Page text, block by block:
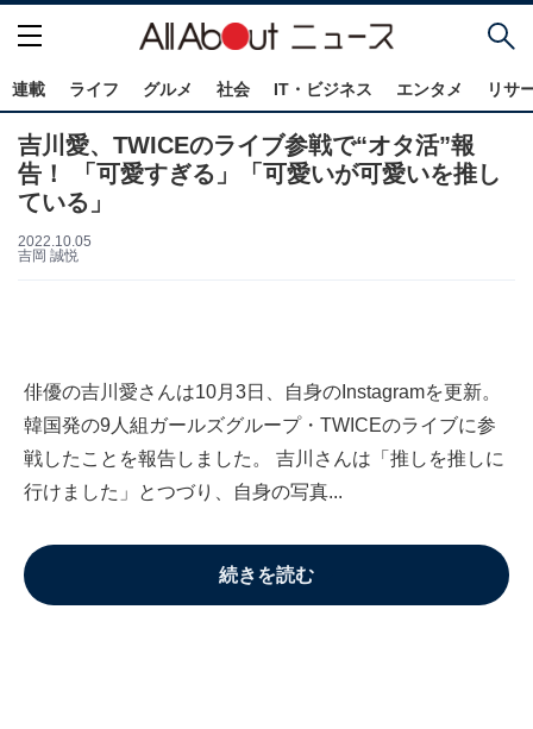
連載 ライフ グルメ 社会 IT・ビジネス エンタメ リサ
吉川愛、TWICEのライブ参戦で“オタ活”報
告！ 「可愛すぎる」「可愛いが可愛いを推し
ている」
2022.10.05
吉岡 誠悦
俳優の吉川愛さんは10月3日、自身のInstagramを更新。
韓国発の9人組ガールズグループ・TWICEのライブに参
戦したことを報告しました。 吉川さんは「推しを推しに
行けました」とつづり、自身の写真...
続きを読む